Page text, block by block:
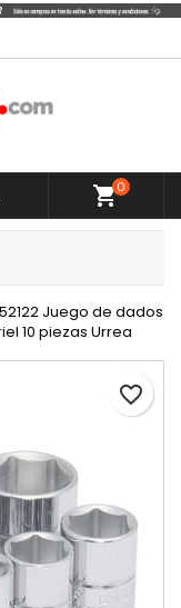
shopping_cart0
52122 Juego de dados
10 piezas Urrea
favorite_border
Cancelar
en su
Cancelar